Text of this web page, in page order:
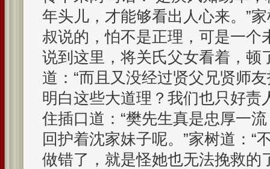
年头儿，才能够看出人心来。”
叔说的，怕不是正理，可是一
说到这里，将关氏父女看着，顿
道：“而且又没经过贤父兄贤师
明白这些大道理？我们也只好责
住插口道：“樊先生真是忠厚一
回护着沈家妹子呢。”家树道：“
做错了，就是怪她也无法挽救的